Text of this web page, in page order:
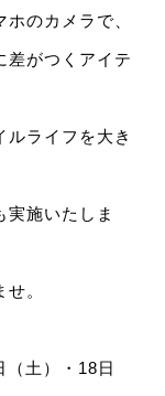
のカメラで、
差がつくアイテ
ルライフを大き
実施いたしま
。
土）・18日